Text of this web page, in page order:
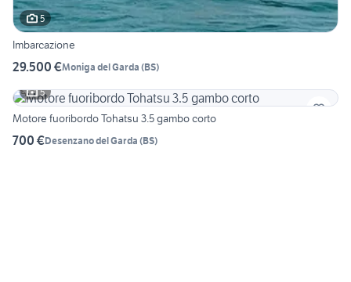
5
Imbarcazione
29.500 €Moniga del Garda (BS)
5
Motore fuoribordo Tohatsu 3.5 gambo corto
700 €Desenzano del Garda (BS)